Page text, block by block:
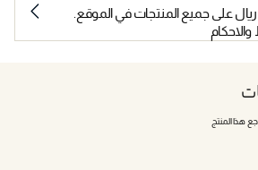
عند إنفاق 699 ريال على جميع المنتجات في الموقع.
هذا المنتج